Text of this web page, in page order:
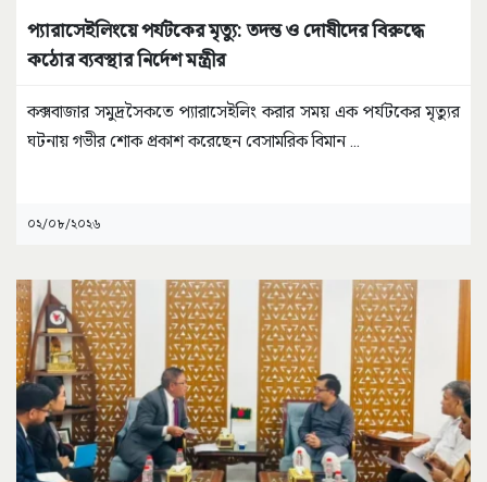
প্যারাসেইলিংয়ে পর্যটকের মৃত্যু: তদন্ত ও দোষীদের বিরুদ্ধে
কঠোর ব্যবস্থার নির্দেশ মন্ত্রীর
কক্সবাজার সমুদ্রসৈকতে প্যারাসেইলিং করার সময় এক পর্যটকের মৃত্যুর
ঘটনায় গভীর শোক প্রকাশ করেছেন বেসামরিক বিমান...
০২/০৮/২০২৬